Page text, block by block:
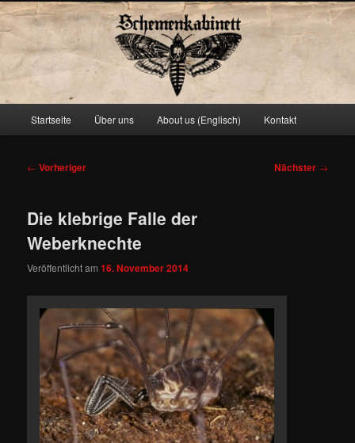
Schemenkabinett
Zum
springen
Startseite Über uns About us (Englisch) Kontakt
Beitragsnavigation
← Vorheriger Nächster →
Die klebrige Falle der
Weberknechte
Veröffentlicht am16. November 2014